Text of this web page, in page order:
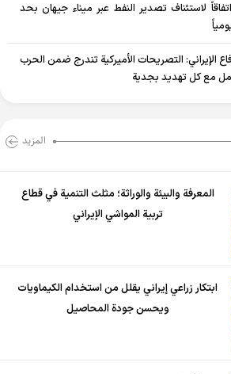
اتفاقاً لاستئناف تصدير النفط عبر ميناء جيهان بحد
الإيراني: التصريحات الأميركية تندرج ضمن الحرب
مع كل تهديد بجدية
المزید
المعرفة والبيئة والوراثة؛ مثلث التنمية في قطاع
تربية المواشي الإيراني
ابتكار زراعي إيراني يقلل من استخدام الكيماويات
ويحسن جودة المحاصيل